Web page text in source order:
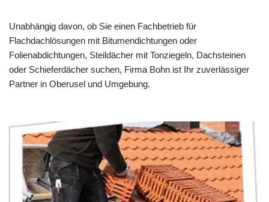
Unabhängig davon, ob Sie einen Fachbetrieb für
Flachdachlösungen mit Bitumendichtungen oder
Folienabdichtungen, Steildächer mit Tonziegeln, Dachsteinen
oder Schieferdächer suchen, Firma Bohn ist Ihr zuverlässiger
Partner in Oberusel und Umgebung.